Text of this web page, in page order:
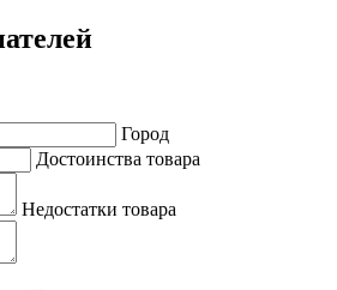
Город
Достоинства товара
Недостатки товара